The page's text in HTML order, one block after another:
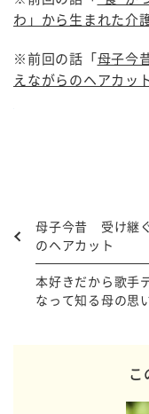
わ」から生まれた介
※前回の話「母子今
えながらのヘアカッ
母子今昔 受け継
のヘアカット
本好きだから歌手
なって知る母の思